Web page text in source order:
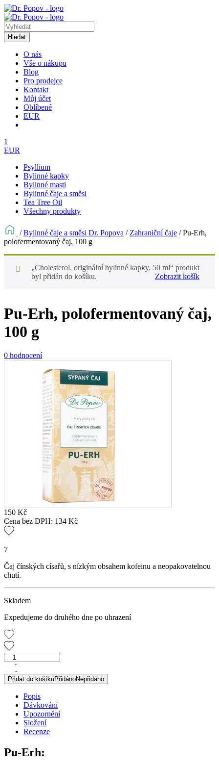
Hledat
O nás
Vše o nákupu
Blog
Pro prodejce
Kontakt
Můj účet
Oblíbené
EUR
1
EUR
Psyllium
Bylinné kapky
Bylinné masti
Bylinné čaje a směsi
Tea Tree Oil
Všechny produkty
/Bylinné čaje a směsi Dr. Popova / Zahraniční čaje /Pu-Erh,
polofermentovaný čaj, 100 g
„Cholesterol, originální bylinné kapky, 50 ml“ produkt
byl přidán do košíku.
Zobrazit košík
Pu-Erh, polofermentovaný čaj,
100 g
0 hodnocení
150 Kč
Cena bez DPH: 134 Kč
7
Čaj čínských císařů, s nízkým obsahem kofeinu a neopakovatelnou
chutí.
Skladem
Expedujeme do druhého dne po uhrazení
Pu-
Erh,
polofermentovaný
čaj,
množství
+
-
Přidat do košíkuPřidánoNepřidáno
Popis
Dávkování
Upozornění
Složení
Recenze
Pu-Erh: